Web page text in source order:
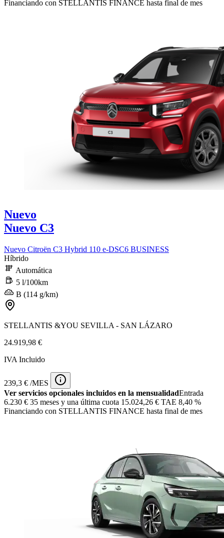
Financiando con STELLANTIS FINANCE hasta final de mes
Nuevo
Nuevo C3
Nuevo Citroën C3 Hybrid 110 e-DSC6 BUSINESS
Híbrido
Automática
5 l/100km
B (114 g/km)
STELLANTIS &YOU SEVILLA - SAN LÁZARO
24.919,98 €
IVA Incluido
239,3 € /MES
Ver servicios opcionales incluidos en la mensualidadEntrada
6.230 € 35 meses y una última cuota 15.024,26 € TAE 8,40 %
Financiando con STELLANTIS FINANCE hasta final de mes